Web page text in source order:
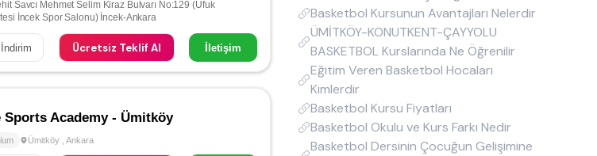
Savcı Mehmet Selim Kiraz Bulvarı No:129 (Ufuk
İncek Spor Salonu) İncek-Ankara
İndirim Ücretsiz Teklif Al İletişim
Sports Academy - Ümitköy
Ümitköy ,Ankara
Gelişimi İçin Mükemmel Bir Seçenek
Basketbol Kursunun Avantajları Nelerdir
ÜMİTKÖY-KONUTKENT-ÇAYYOLU
BASKETBOL Kurslarında Ne Öğrenilir
Eğitim Veren Basketbol Hocaları
Kimlerdir
Basketbol Kursu Fiyatları
Basketbol Okulu ve Kurs Farkı Nedir
Basketbol Dersinin Çocuğun Gelişimine